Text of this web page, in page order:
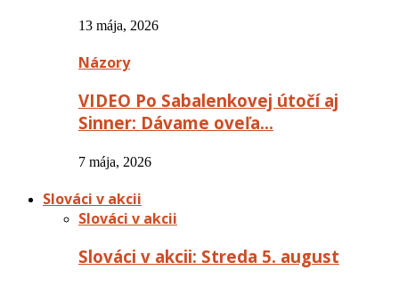
13 mája, 2026
Názory
VIDEO Po Sabalenkovej útočí aj
Sinner: Dávame oveľa…
7 mája, 2026
Slováci v akcii
Slováci v akcii
Slováci v akcii: Streda 5. august